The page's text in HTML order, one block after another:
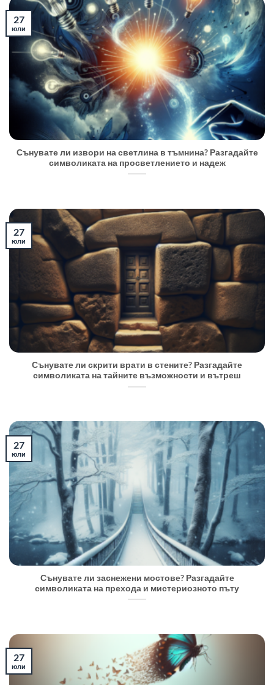
Сънувате ли извори на светлина в тъмнина? Разгадайте
символиката на просветлението и надеж
27
юли
Сънувате ли скрити врати в стените? Разгадайте
символиката на тайните възможности и вътреш
27
юли
Сънувате ли заснежени мостове? Разгадайте
символиката на прехода и мистериозното пъту
27
юли
27
юли